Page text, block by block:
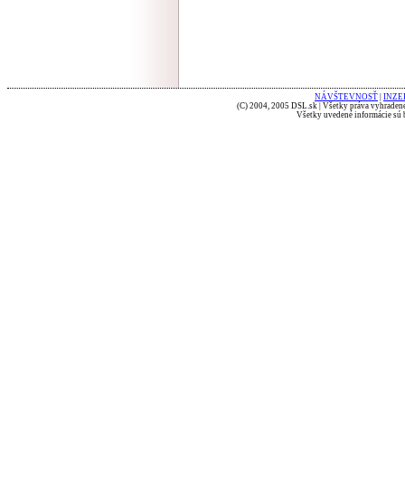
NÁVŠTEVNOSŤ
(C) 2004, 2005 DSL.sk | Všetky práva
Všetky uvedené informácie sú